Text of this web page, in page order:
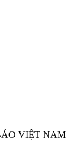
VIỆT NAM